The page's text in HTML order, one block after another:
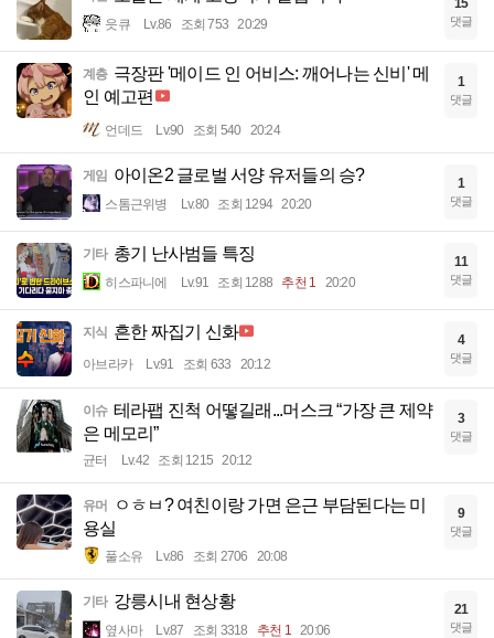
읏큐 Lv.86 조회 753 20:29
15
댓글
계층 극장판 '메이드 인 어비스: 깨어나는 신비' 메
인 예고편
언데드 Lv.90 조회 540 20:24
1
댓글
게임 아이온2 글로벌 서양 유저들의 승?
스톰근위병 Lv.80 조회 1294 20:20
1
댓글
기타 총기 난사범들 특징
히스파니에 Lv.91 조회 1288 추천 1 20:20
11
댓글
지식 흔한 짜집기 신화
아브라카 Lv.91 조회 633 20:12
4
댓글
이슈 테라팹 진척 어떻길래...머스크 “가장 큰 제약
은 메모리”
균터 Lv.42 조회 1215 20:12
3
댓글
유머
ㅇㅎㅂ? 여친이랑 가면 은근 부담된다는 미
용실
풀소유 Lv.86 조회 2706 20:08
9
댓글
기타 강릉시내 현상황
옆사마 Lv.87 조회 3318 추천 1 20:06
21
댓글